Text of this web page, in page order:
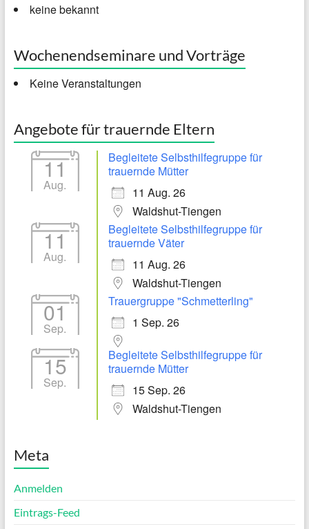
keine bekannt
Wochenendseminare und Vorträge
Keine Veranstaltungen
Angebote für trauernde Eltern
11
Aug.
Begleitete Selbsthilfegruppe für
trauernde Mütter
11 Aug. 26
Waldshut-Tiengen
11
Aug.
Begleitete Selbsthilfegruppe für
trauernde Väter
11 Aug. 26
Waldshut-Tiengen
01
Sep.
Trauergruppe "Schmetterling"
1 Sep. 26
15
Sep.
Begleitete Selbsthilfegruppe für
trauernde Mütter
15 Sep. 26
Waldshut-Tiengen
Meta
Anmelden
Eintrags-Feed